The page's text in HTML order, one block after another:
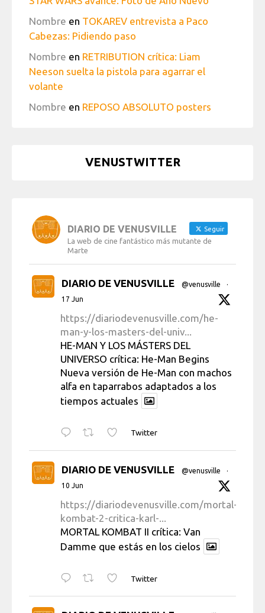
Nombre en TOKAREV entrevista a Paco
Cabezas: Pidiendo paso
Nombre en RETRIBUTION crítica: Liam
Neeson suelta la pistola para agarrar el
volante
Nombre en REPOSO ABSOLUTO posters
VENUSTWITTER
DIARIO DE VENUSVILLE Seguir
La web de cine fantástico más mutante de
Marte
DIARIO DE VENUSVILLE @venusville
·
17 Jun
https://diariodevenusville.com/he-
man-y-los-masters-del-univ...
HE-MAN Y LOS MÁSTERS DEL
UNIVERSO crítica: He-Man Begins
Nueva versión de He-Man con machos
alfa en taparrabos adaptados a los
tiempos actuales
Twitter
DIARIO DE VENUSVILLE @venusville
·
10 Jun
https://diariodevenusville.com/mortal-
kombat-2-critica-karl-...
MORTAL KOMBAT II crítica: Van
Damme que estás en los cielos
Twitter